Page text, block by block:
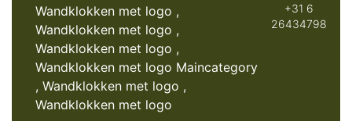
+31 6
26434798